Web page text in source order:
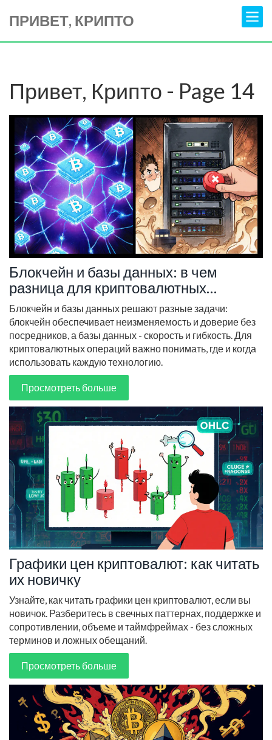
ПРИВЕТ, КРИПТО
Привет, Крипто - Page 14
Блокчейн и базы данных: в чем
разница для криптовалютных
операций
Блокчейн и базы данных решают разные задачи:
блокчейн обеспечивает неизменяемость и доверие без
посредников, а базы данных - скорость и гибкость. Для
криптовалютных операций важно понимать, где и когда
использовать каждую технологию.
Просмотреть больше
Графики цен криптовалют: как читать
их новичку
Узнайте, как читать графики цен криптовалют, если вы
новичок. Разберитесь в свечных паттернах, поддержке и
сопротивлении, объеме и таймфреймах - без сложных
терминов и ложных обещаний.
Просмотреть больше